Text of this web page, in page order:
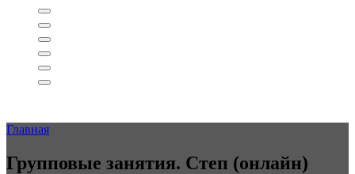
Главная
Групповые занятия. Степ (онлайн)